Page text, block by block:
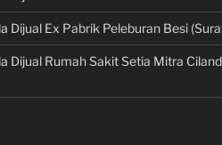
Dijual Ex Pabrik Peleburan Besi
Dijual Rumah Sakit Setia Mitra